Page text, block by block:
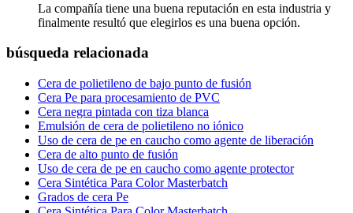
La compañía tiene una buena reputación en esta industria y
finalmente resultó que elegirlos es una buena opción.
búsqueda relacionada
Cera de polietileno de bajo punto de fusión
Cera Pe para procesamiento de PVC
Cera negra pintada con tiza blanca
Emulsión de cera de polietileno no iónico
Uso de cera de pe en caucho como agente de liberación
Cera de alto punto de fusión
Uso de cera de pe en caucho como agente protector
Cera Sintética Para Color Masterbatch
Grados de cera Pe